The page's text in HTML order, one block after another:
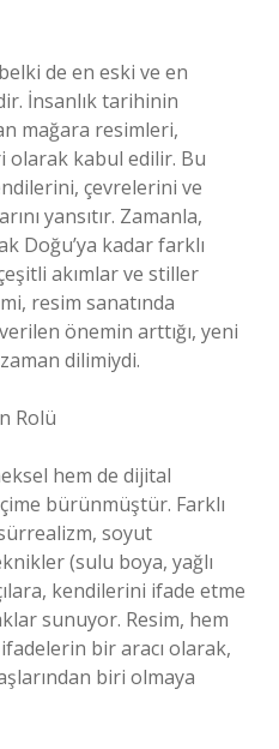
de en eski ve en
İnsanlık tarihinin
mağara resimleri,
kabul edilir. Bu
çevrelerini ve
yansıtır. Zamanla,
Doğu’ya kadar farklı
akımlar ve stiller
resim sanatında
önemin arttığı, yeni
dilimiydi.
Rolü
hem de dijital
bürünmüştür. Farklı
soyut
(sulu boya, yağlı
kendilerini ifade etme
sunuyor. Resim, hem
bir aracı olarak,
biri olmaya